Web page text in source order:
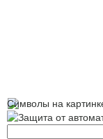
Символы на